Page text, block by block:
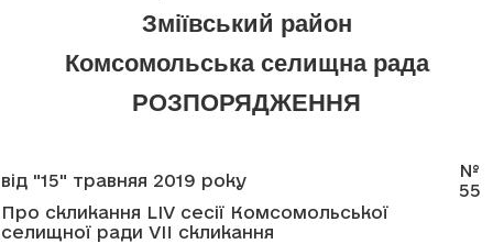
Зміївський район
Комсомольська селищна рада
РОЗПОРЯДЖЕННЯ
від "15" травняя 2019 року
№
55
Про скликання LIV сесії Комсомольської
селищної ради VII скликання